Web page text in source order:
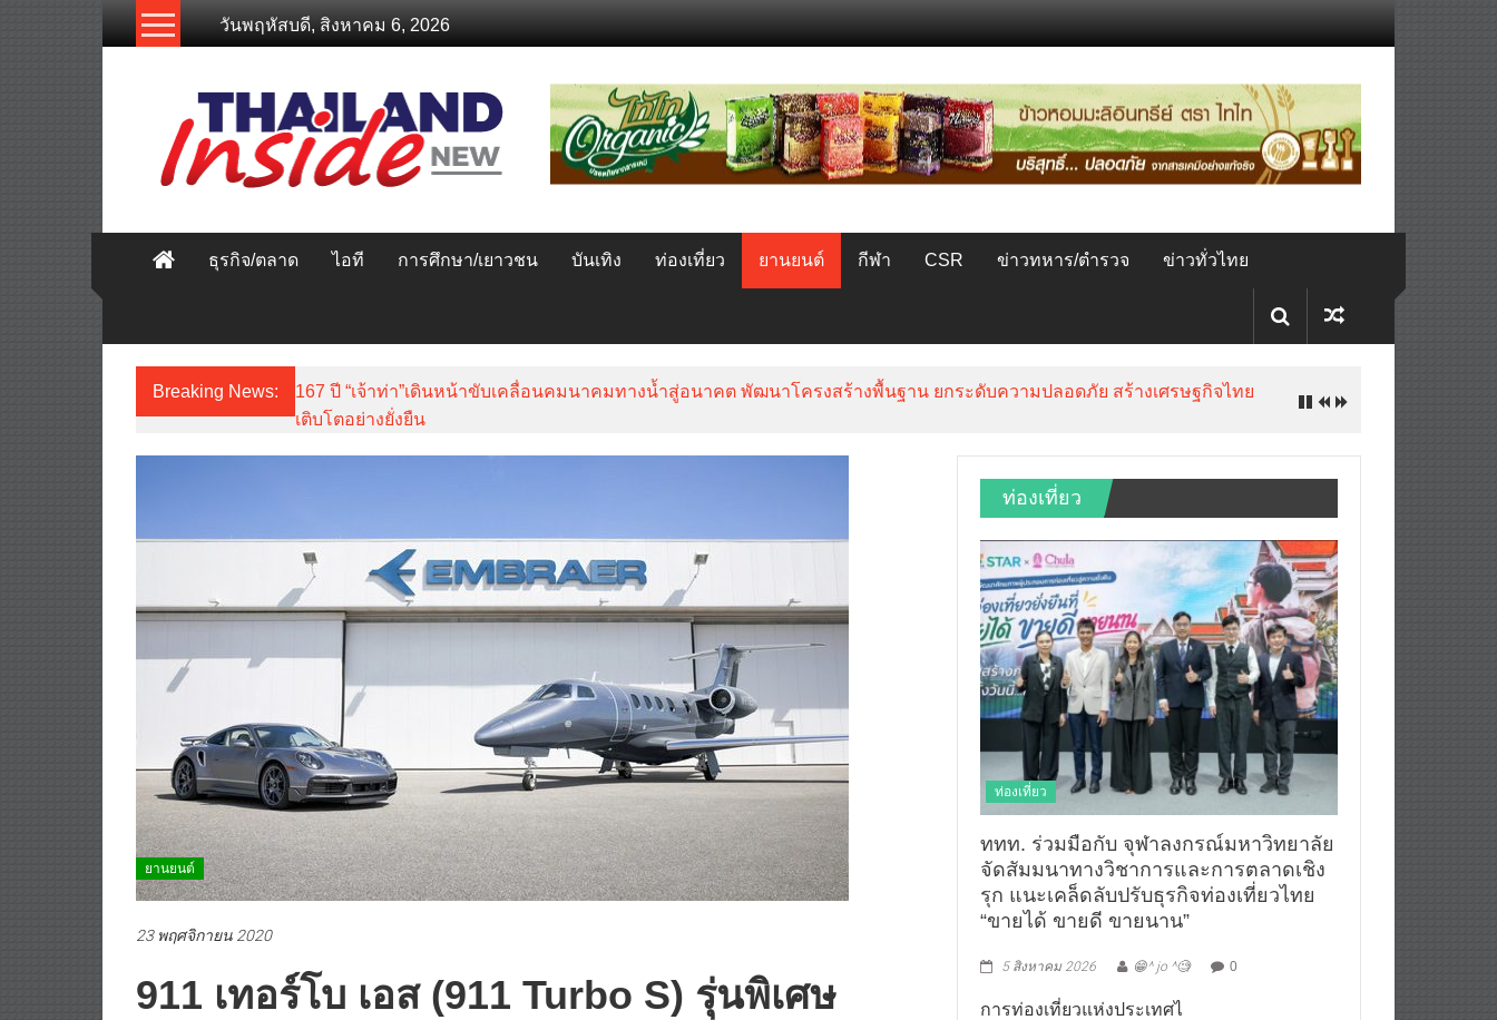
วันพฤหัสบดี, สิงหาคม 6, 2026
thailandinsidenew.com
Thailand
Inside
New
ธุรกิจ/ตลาด ไอที การศึกษา/เยาวชน บันเทิง ท่องเที่ยว ยานยนต์ กีฬา CSR ข่าวทหาร/ตำรวจ ข่าวทั่วไทย
Breaking News:
167 ปี “เจ้าท่า”เดินหน้าขับเคลื่อนคมนาคมทางน้ำสู่อนาคต พัฒนาโครงสร้างพื้นฐาน ยกระดับความปลอดภัย สร้างเศรษฐกิจไทย
เติบโตอย่างยั่งยืน
ยานยนต์
23 พฤศจิกายน 2020
911 เทอร์โบ เอส (911 Turbo S) รุ่นพิเศษ
ท่องเที่ยว
ท่องเที่ยว
ททท. ร่วมมือกับ จุฬาลงกรณ์มหาวิทยาลัย
จัดสัมมนาทางวิชาการและการตลาดเชิง
รุก แนะเคล็ดลับปรับธุรกิจท่องเที่ยวไทย
“ขายได้ ขายดี ขายนาน”
5 สิงหาคม 2026 😁^ jo ^🧐 0
การท่องเที่ยวแห่งประเทศไ